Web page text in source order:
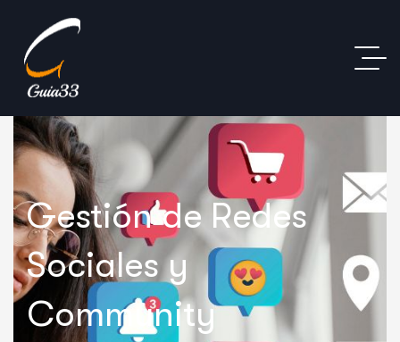
Gestión de Redes
Sociales y
Community